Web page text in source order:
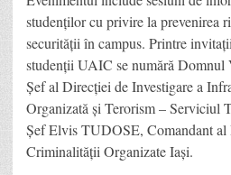
studenților cu privire la prevenirea
securității în campus. Printre
studenții UAIC se numără
Șef al Direcției de Investigare a
Organizată și Terorism – Serviciul
Șef Elvis TUDOSE, Comandant al
Criminalității Organizate Iași.